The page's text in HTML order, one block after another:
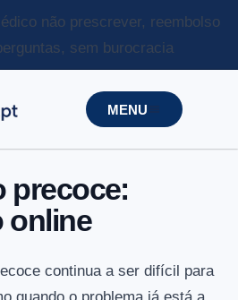
não prescrever, reembolso
sem burocracia
MENU
precoce:
online
continua a ser difícil para